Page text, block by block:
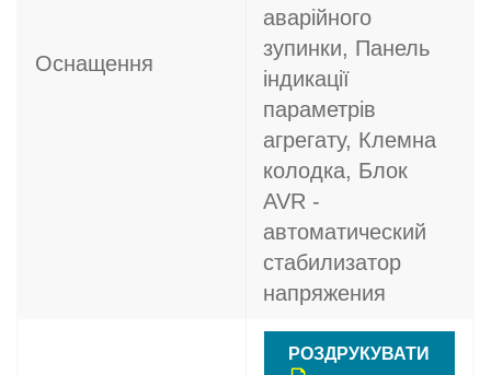
Оснащення
аварійного
зупинки, Панель
індикації
параметрів
агрегату, Клемна
колодка, Блок
AVR -
автоматический
стабилизатор
напряжения
РОЗДРУКУВАТИ